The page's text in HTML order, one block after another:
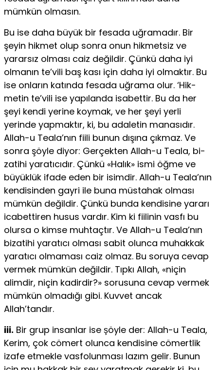
mümkün olmasın.
Bu ise daha büyük bir fesada uğramadır. Bir
şeyin hikmet olup sonra onun hikmetsiz ve
yararsız olması caiz değildir. Çünkü daha iyi
olmanın te’vili baş­ kası için daha iyi olmaktır. Bu
ise onların katında fesada uğrama olur. ‘Hik­
metin te’vili ise yapılanda isabettir. Bu da her
şeyi kendi yerine koymak, ve her şeyi yerli
yerinde yapmaktır, ki, bu adaletin manasıdır.
Allah-u Teala’nın fiili bunun dışına çıkmaz. Ve
sonra şöyle diyor: Gerçekten Allah-u Teala, bi­
zatihi yaratıcıdır. Çünkü «Halık» ismi öğme ve
büyüklük ifade eden bir isim­dir. Allah-u Teala’nın
kendisinden gayri ile buna müstahak olması
mümkün değildir. Çünkü bunda kendisine yararı
icabettiren husus vardır. Kim ki fii­linin vasfı bu
olursa o kimse muhtaçtır. Ve Allah-u Teala’nın
bizatihi yaratı­cı olması sabit olunca muhakkak
yaratıcı olmaması caiz olmaz. Bu soruya ce­vap
vermek mümkün değildir. Tıpkı Allah, «niçin
alimdir, niçin kadirdir?» sorusuna cevap vermek
mümkün olmadığı gibi. Kuvvet ancak
Allah’tandır.
iii. Bir grup insanlar ise şöyle der: Allah-u Teala,
Kerim, çok cömert olunca kendisine cömertlik
izafe etmekle vasfolunması lazım gelir. Bunun